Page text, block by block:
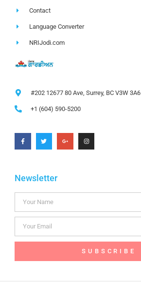
Contact
Language Converter
NRIJodi.com
#202 12677 80 Ave, Surrey, BC V3W 3A6
+1 (604) 590-5200
Newsletter
SUBSCRIBE